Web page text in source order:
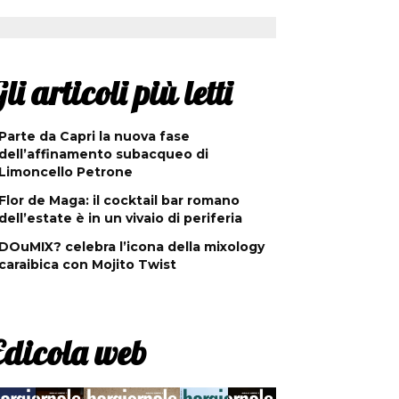
articoli più letti
da Capri la nuova fase
subacqueo di
Petrone
de Maga: il cocktail bar romano
è in un vivaio di periferia
celebra l’icona della mixology
con Mojito Twist
web